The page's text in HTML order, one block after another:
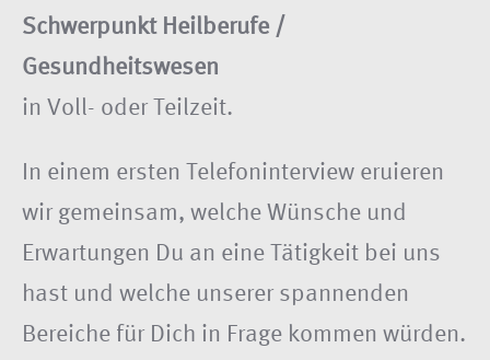
Schwerpunkt Heilberufe /
Gesundheitswesen
in Voll- oder Teilzeit.
In einem ersten Telefoninterview eruieren
wir gemeinsam, welche Wünsche und
Erwartungen Du an eine Tätigkeit bei uns
hast und welche unserer spannenden
Bereiche für Dich in Frage kommen würden.